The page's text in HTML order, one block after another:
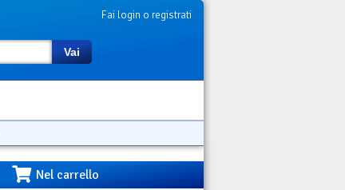
Fai login o registrati
Vai
Nel carrello